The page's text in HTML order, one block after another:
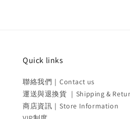
Quick links
聯絡我們｜Contact us
運送與退換貨 ｜Shipping &
商店資訊｜Store Information